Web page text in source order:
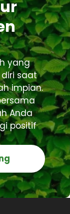
yang
saat
impian.
Anda
positif